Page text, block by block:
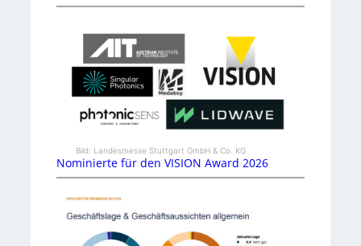
Bild: Landesmesse Stuttgart GmbH & Co. KG
Nominierte für den VISION Award 2026